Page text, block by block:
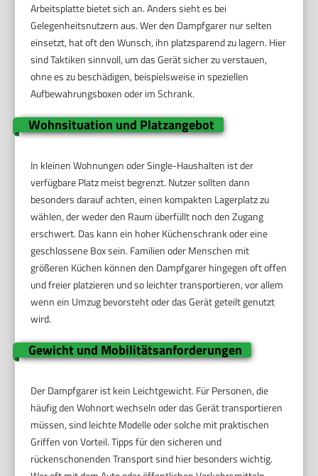
Arbeitsplatte bietet sich an. Anders sieht es bei
Gelegenheitsnutzern aus. Wer den Dampfgarer nur selten
einsetzt, hat oft den Wunsch, ihn platzsparend zu lagern. Hier
sind Taktiken sinnvoll, um das Gerät sicher zu verstauen,
ohne es zu beschädigen, beispielsweise in speziellen
Aufbewahrungsboxen oder im Schrank.
Wohnsituation und Platzangebot
In kleinen Wohnungen oder Single-Haushalten ist der
verfügbare Platz meist begrenzt. Nutzer sollten dann
besonders darauf achten, einen kompakten Lagerplatz zu
wählen, der weder den Raum überfüllt noch den Zugang
erschwert. Das kann ein hoher Küchenschrank oder eine
geschlossene Box sein. Familien oder Menschen mit
größeren Küchen können den Dampfgarer hingegen oft offen
und freier platzieren und so leichter transportieren, vor allem
wenn ein Umzug bevorsteht oder das Gerät geteilt genutzt
wird.
Gewicht und Mobilitätsanforderungen
Der Dampfgarer ist kein Leichtgewicht. Für Personen, die
häufig den Wohnort wechseln oder das Gerät transportieren
müssen, sind leichte Modelle oder solche mit praktischen
Griffen von Vorteil. Tipps für den sicheren und
rückenschonenden Transport sind hier besonders wichtig.